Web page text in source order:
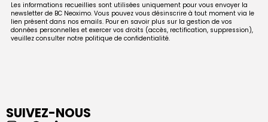
Les informations recueillies sont utilisées uniquement pour vous envoyer la
newsletter de BC Neoximo. Vous pouvez vous désinscrire à tout moment via le
lien présent dans nos emails. Pour en savoir plus sur la gestion de vos
données personnelles et exercer vos droits (accès, rectification, suppression),
veuillez consulter notre politique de confidentialité.
SUIVEZ-NOUS